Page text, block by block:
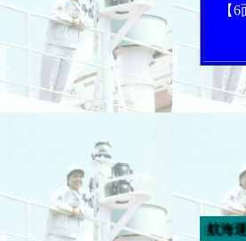
【6
今週の「内航海運新聞」広告